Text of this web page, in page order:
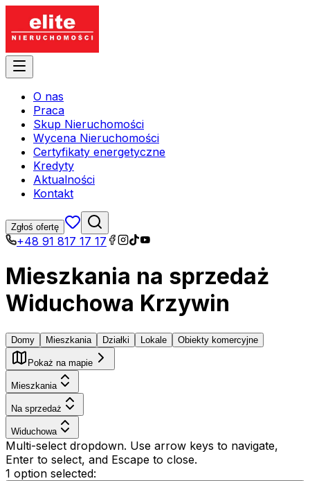
O nas
Praca
Skup Nieruchomości
Wycena Nieruchomości
Certyfikaty energetyczne
Kredyty
Aktualności
Kontakt
Zgłoś ofertę
+48 91 817 17 17
Mieszkania na sprzedaż
Widuchowa Krzywin
Domy Mieszkania Działki Lokale Obiekty komercyjne
Pokaż na mapie
Mieszkania
Na sprzedaż
Widuchowa
Multi-select dropdown. Use arrow keys to navigate,
Enter to select, and Escape to close.
1 option selected: